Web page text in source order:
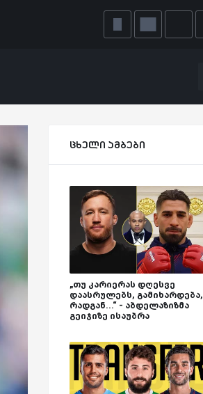
ცხელი ამბები
„თუ კარიერას დღესვე
დაასრულებს, გამიხარდება,
რადგან...“ - აბდელაზიზმა
გეიჯიზე ისაუბრა